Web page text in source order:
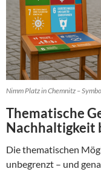
Nimm Platz in Chemnitz –
Thematische
Nachhaltigkeit
Die thematischen
unbegrenzt – und